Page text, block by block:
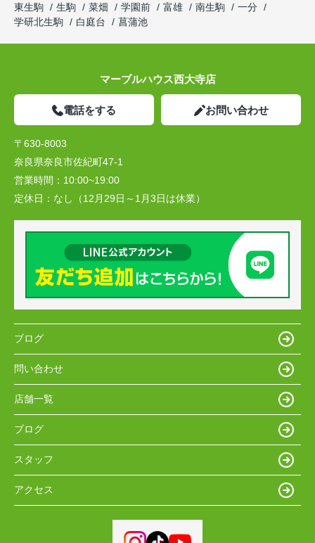
東生駒
生駒 菜畑 学園前 富雄 南生駒
一分
学研北生駒
白庭台 菖蒲池
マーブルハウス西大寺店
電話をする お問い合わせ
〒630-8003
奈良県奈良市佐紀町47-1
営業時間： 10:00~19:00
定休日： なし（12月29日～1月3日は休業）
ブログ
問い合わせ
店舗一覧
ブログ
スタッフ
アクセス